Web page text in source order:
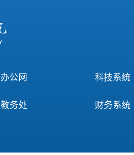
办公网 科技系统
教务处 财务系统